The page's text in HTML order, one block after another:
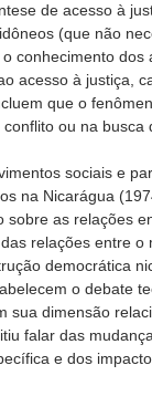
de acesso à
(que não
conhecimento
acesso à justiça,
que o
ou na busca
sociais e
na Nicarágua
as relações
relações entre
democrática
o debate
sua dimensão
falar das
e dos